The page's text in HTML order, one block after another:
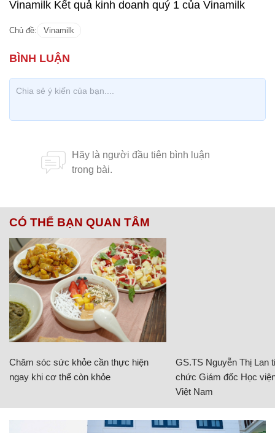
Vinamilk Kết quả kinh doanh quý 1 của Vinamilk
Chủ đề: Vinamilk
CÓ THỂ BẠN QUAN TÂM
Chăm sóc sức khỏe cần thực hiện
ngay khi cơ thể còn khỏe
GS.TS Nguyễn Thị Lan
chức Giám đốc Học
Việt Nam